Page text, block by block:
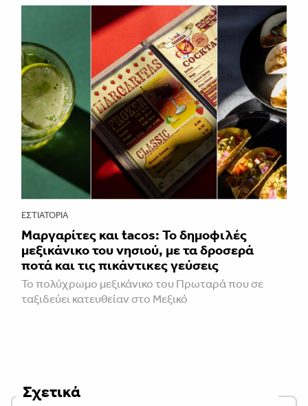
ΕΣΤΙΑΤΌΡΙΑ
Μαργαρίτες και tacos: Το δημοφιλές
μεξικάνικο του νησιού, με τα δροσερά
ποτά και τις πικάντικες γεύσεις
Το πολύχρωμο μεξικάνικο του Πρωταρά που σε
ταξιδεύει κατευθείαν στο Μεξικό
Σχετικά